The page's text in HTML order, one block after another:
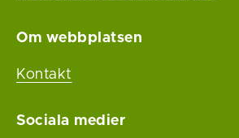
Om webbplatsen
Kontakt
Sociala medier